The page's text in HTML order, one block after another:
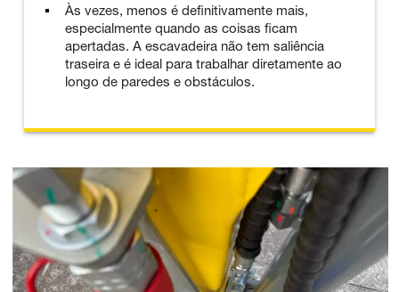
Às vezes, menos é definitivamente mais,
especialmente quando as coisas ficam
apertadas. A escavadeira não tem saliência
traseira e é ideal para trabalhar diretamente ao
longo de paredes e obstáculos.